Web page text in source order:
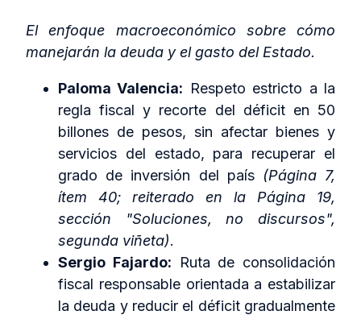
El enfoque macroeconómico sobre cómo
manejarán la deuda y el gasto del Estado.
Paloma Valencia: Respeto estricto a la
regla fiscal y recorte del déficit en 50
billones de pesos, sin afectar bienes y
servicios del estado, para recuperar el
grado de inversión del país (Página 7,
ítem 40; reiterado en la Página 19,
sección "Soluciones, no discursos",
segunda viñeta).
Sergio Fajardo: Ruta de consolidación
fiscal responsable orientada a estabilizar
la deuda y reducir el déficit gradualmente